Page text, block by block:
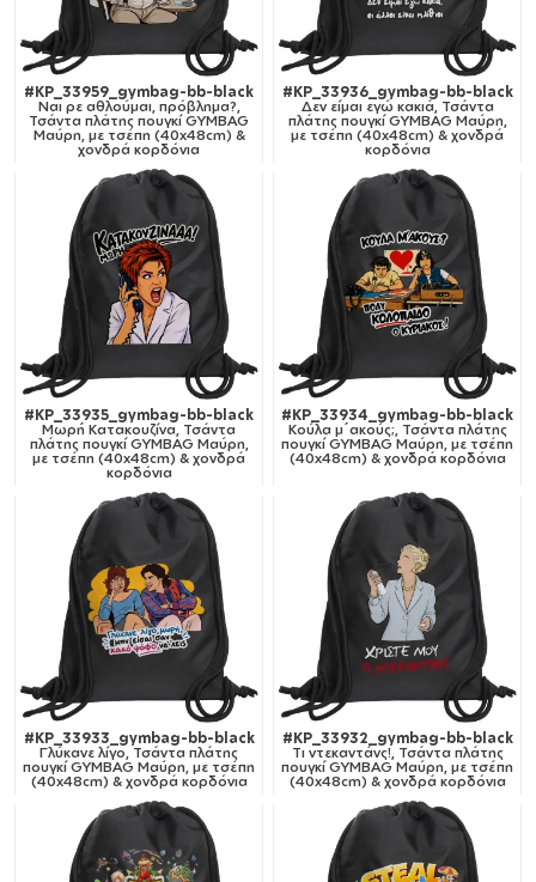
#KP_33959_gymbag-bb-black
Ναι ρε αθλούμαι, πρόβλημα?,
Τσάντα πλάτης πουγκί GYMBAG
Μαύρη, με τσέπη (40x48cm) &
χονδρά κορδόνια
#KP_33936_gymbag-bb-black
Δεν είμαι εγώ κακιά, Τσάντα
πλάτης πουγκί GYMBAG Μαύρη,
με τσέπη (40x48cm) & χονδρά
κορδόνια
#KP_33935_gymbag-bb-black
Μωρή Κατακουζίνα, Τσάντα
πλάτης πουγκί GYMBAG Μαύρη,
με τσέπη (40x48cm) & χονδρά
κορδόνια
#KP_33934_gymbag-bb-black
Κούλα μ΄ακούς;, Τσάντα πλάτης
πουγκί GYMBAG Μαύρη, με τσέπη
(40x48cm) & χονδρά κορδόνια
#KP_33933_gymbag-bb-black
Γλύκανε λίγο, Τσάντα πλάτης
πουγκί GYMBAG Μαύρη, με τσέπη
(40x48cm) & χονδρά κορδόνια
#KP_33932_gymbag-bb-black
Tι ντεκαντάνς!, Τσάντα πλάτης
πουγκί GYMBAG Μαύρη, με τσέπη
(40x48cm) & χονδρά κορδόνια